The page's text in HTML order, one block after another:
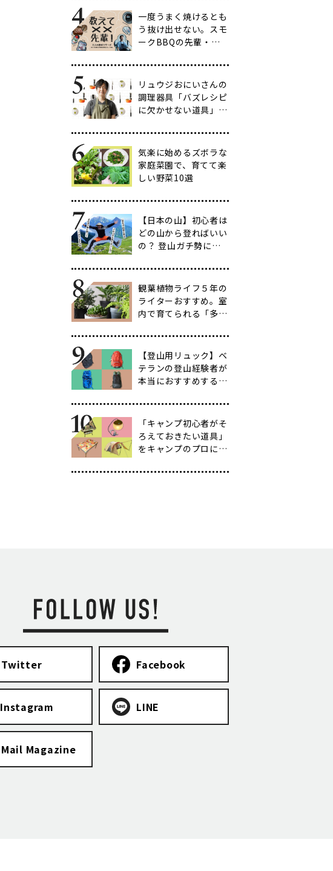
一度うまく焼けるとも
う抜け出せない。スモ
ークBBQの先輩・渋
だわりのアイテム20
選
リュウジおにいさんの
調理器具「バズレシピ
に欠かせない道具」５
気楽に始めるズボラな
家庭菜園で、育てて楽
しい野菜10選
【日本の山】初心者は
どの山から登ればいい
の？ 登山ガチ勢に聞
ぎ】
観葉植物ライフ５年の
ライターおすすめ。室
内で育てられる「多肉
育て方も紹介】
【登山用リュック】ベ
テランの登山経験者が
本当におすすめする容
選
「キャンプ初心者がそ
ろえておきたい道具」
をキャンプのプロに聞
Twitter Facebook
Instagram LINE
Mail Magazine